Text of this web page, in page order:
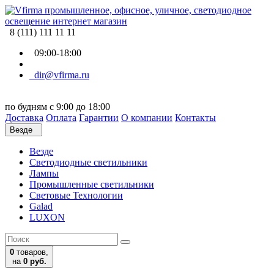
8 (111) 111 11 11
09:00-18:00
dir@vfirma.ru
по будням с 9:00 до 18:00
Доставка Оплата Гарантии О компании Контакты
Везде
Везде
Cветодиодные светильники
Лампы
Промышленные светильники
Световые Технологии
Galad
LUXON
0 товаров,
на 0 руб.